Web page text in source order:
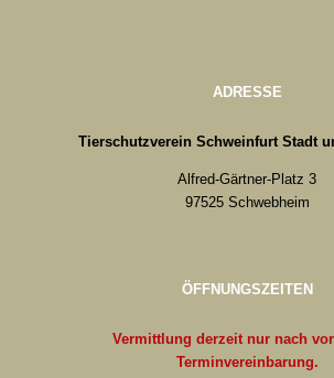
ADRESSE
Tierschutzverein Schweinfurt Stadt
Alfred-Gärtner-Platz 3
97525 Schwebheim
ÖFFNUNGSZEITEN
Vermittlung derzeit nur nach
Terminvereinbarung.